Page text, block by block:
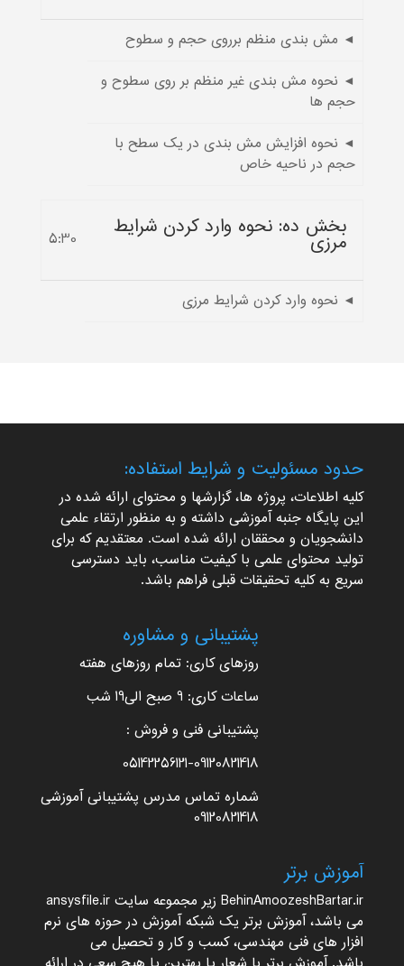
◄ مش بندی منظم برروی حجم و سطوح
◄ نحوه مش بندی غیر منظم بر روی سطوح و
حجم ها
◄ نحوه افزایش مش بندی در یک سطح با
حجم در ناحیه خاص
بخش ده: نحوه وارد کردن شرایط
مرزی 5:30
◄ نحوه وارد کردن شرایط مرزی
حدود مسئولیت و شرایط استفاده:
کلیه اطلاعات، پروژه ها، گزارشها و محتوای ارائه شده در
این پایگاه جنبه آموزشی داشته و به منظور ارتقاء علمی
دانشجویان و محققان ارائه شده است. معتقدیم که برای
تولید محتوای علمی با کیفیت مناسب، باید دسترسی
سریع به کلیه تحقیقات قبلی فراهم باشد.
پشتیبانی و مشاوره
روزهای کاری: تمام روزهای هفته
ساعات کاری: 9 صبح الی19 شب
پشتیبانی فنی و فروش :
05142256121-09120821418
شماره تماس مدرس پشتیبانی آموزشی
09120821418
آموزش برتر
ansysfile.ir زیر مجموعه سایتBehinAmoozeshBartar.ir
می باشد،آموزش برتریک شبکه آموزش در حوزه های نرم
افزار های فنی مهندسی، کسب و کار و تحصیل می